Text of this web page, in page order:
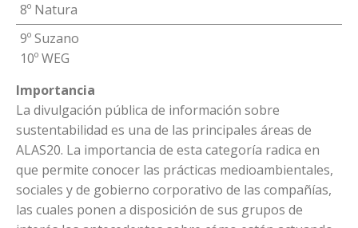
8º Natura
9º Suzano
10º WEG
Importancia
La divulgación pública de información sobre
sustentabilidad es una de las principales áreas de
ALAS20. La importancia de esta categoría radica en
que permite conocer las prácticas medioambientales,
sociales y de gobierno corporativo de las compañías,
las cuales ponen a disposición de sus grupos de